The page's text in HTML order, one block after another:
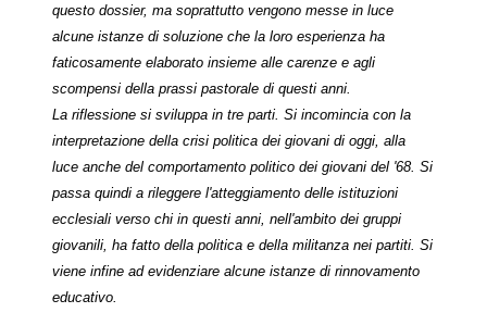
questo dossier, ma soprattutto vengono messe in luce
alcune istanze di soluzione che la loro esperienza ha
faticosamente elaborato insieme alle carenze e agli
scompensi della prassi pastorale di questi anni.
La riflessione si sviluppa in tre parti. Si incomincia con la
interpretazione della crisi politica dei giovani di oggi, alla
luce anche del comportamento politico dei giovani del '68. Si
passa quindi a rileggere l'atteggiamento delle istituzioni
ecclesiali verso chi in questi anni, nell'ambito dei gruppi
giovanili, ha fatto della politica e della militanza nei partiti. Si
viene infine ad evidenziare alcune istanze di rinnovamento
educativo.